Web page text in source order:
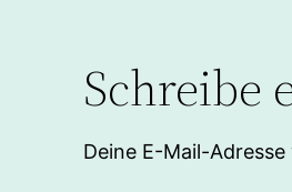
Schreibe
Deine E-Mail-